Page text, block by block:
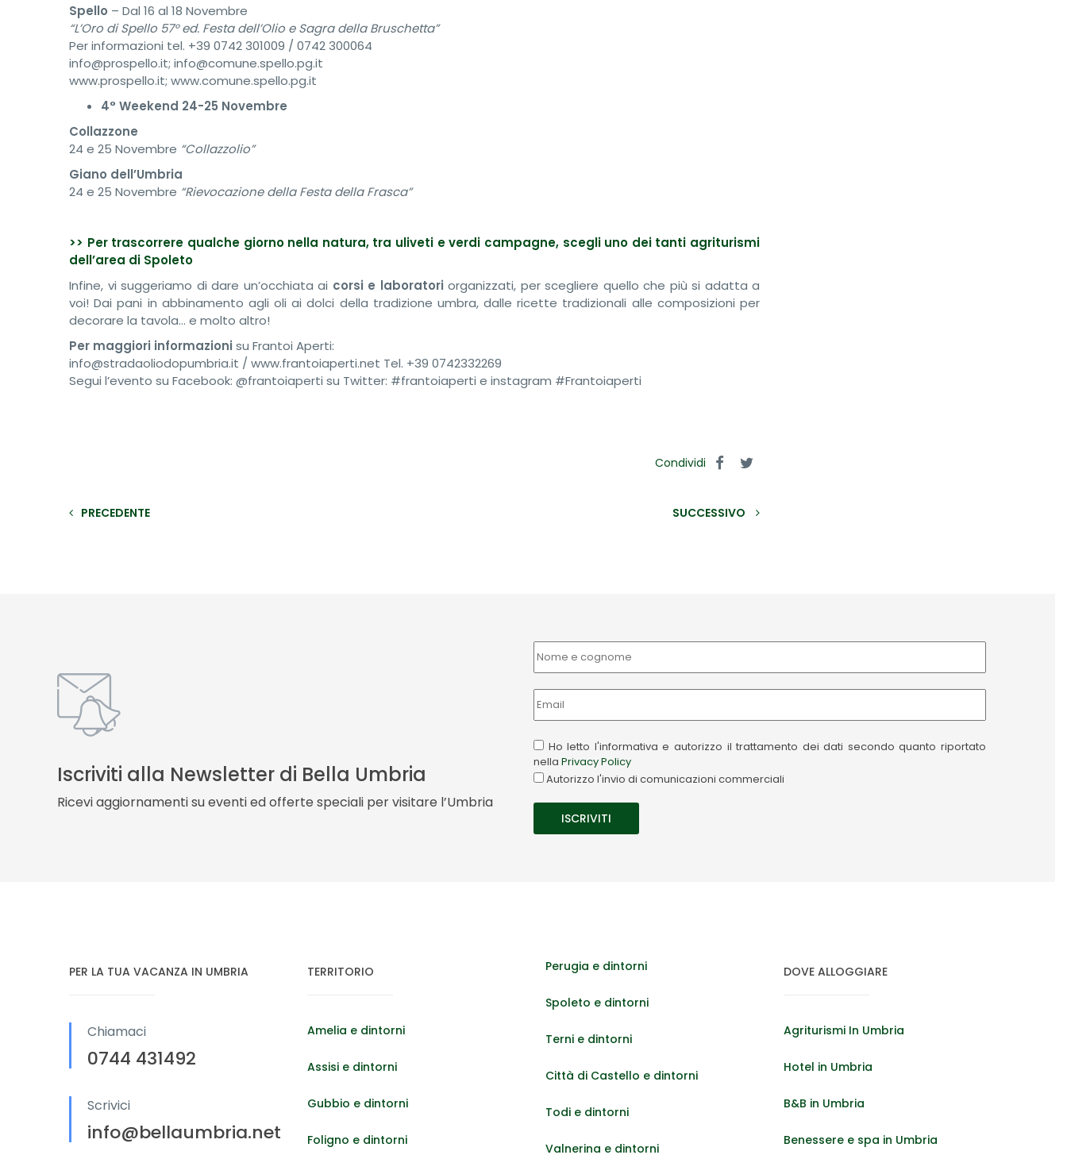
Spello – Dal 16 al 18 Novembre
“L’Oro di Spello 57° ed. Festa dell’Olio e Sagra della Bruschetta”
Per informazioni tel. +39 0742 301009 / 0742 300064
info@prospello.it; info@comune.spello.pg.it
www.prospello.it; www.comune.spello.pg.it
4° Weekend 24-25 Novembre
Collazzone
24 e 25 Novembre “Collazzolio”
Giano dell’Umbria
24 e 25 Novembre “Rievocazione della Festa della Frasca”
>> Per trascorrere qualche giorno nella natura, tra uliveti e verdi campagne, scegli uno dei tanti agriturismi
dell’area di Spoleto
Infine, vi suggeriamo di dare un’occhiata ai corsi e laboratori organizzati, per scegliere quello che più si adatta a
voi! Dai pani in abbinamento agli oli ai dolci della tradizione umbra, dalle ricette tradizionali alle composizioni per
decorare la tavola… e molto altro!
Per maggiori informazioni su Frantoi Aperti:
info@stradaoliodopumbria.it / www.frantoiaperti.net Tel. +39 0742332269
Segui l’evento su Facebook: @frantoiaperti su Twitter: #frantoiaperti e instagram #Frantoiaperti
Condividi
PRECEDENTE SUCCESSIVO
Iscriviti alla Newsletter di Bella Umbria
Ricevi aggiornamenti su eventi ed offerte speciali per visitare l’Umbria
Ho letto l'informativa e autorizzo il trattamento dei dati secondo quanto riportato
nella Privacy Policy
Autorizzo l'invio di comunicazioni commerciali
PER LA TUA VACANZA IN UMBRIA
Chiamaci
0744 431492
Scrivici
info@bellaumbria.net
TERRITORIO
Amelia e dintorni
Assisi e dintorni
Gubbio e dintorni
Foligno e dintorni
Perugia e dintorni
Spoleto e dintorni
Terni e dintorni
Città di Castello e dintorni
Todi e dintorni
Valnerina e dintorni
DOVE ALLOGGIARE
Agriturismi In Umbria
Hotel in Umbria
B&B in Umbria
Benessere e spa in Umbria